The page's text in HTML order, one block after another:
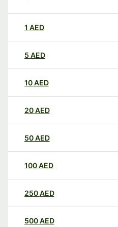
1 AED
5 AED
10AED
20AED
50AED
100AED
250AED
500AED